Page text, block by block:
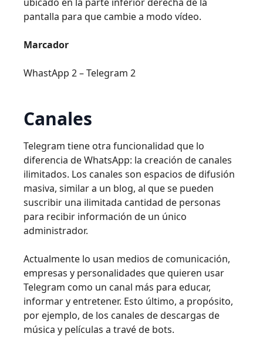
pantalla para que cambie a modo vídeo.
Marcador
WhastApp 2 – Telegram 2
Canales
Telegram tiene otra funcionalidad que lo
diferencia de WhatsApp: la creación de canales
ilimitados. Los canales son espacios de difusión
masiva, similar a un blog, al que se pueden
suscribir una ilimitada cantidad de personas
para recibir información de un único
administrador.
Actualmente lo usan medios de comunicación,
empresas y personalidades que quieren usar
Telegram como un canal más para educar,
informar y entretener. Esto último, a propósito,
por ejemplo, de los canales de descargas de
música y películas a travé de bots.